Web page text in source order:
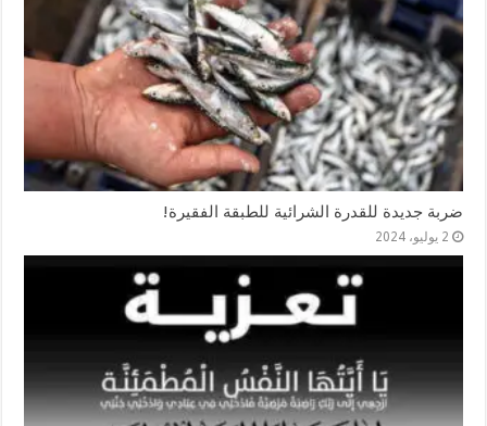
ضربة جديدة للقدرة الشرائية للطبقة الفقيرة!
2 يوليو، 2024